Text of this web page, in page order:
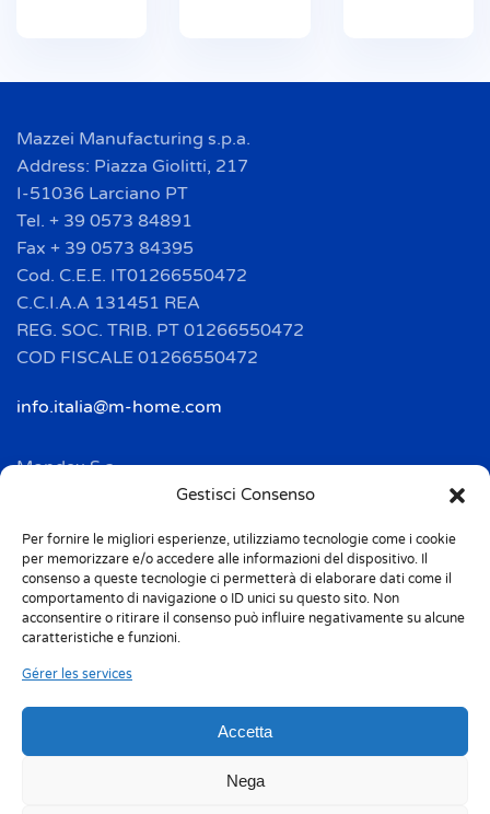
Gestisci Consenso
Per fornire le migliori esperienze, utilizziamo tecnologie come i cookie
per memorizzare e/o accedere alle informazioni del dispositivo. Il
consenso a queste tecnologie ci permetterà di elaborare dati come il
comportamento di navigazione o ID unici su questo sito. Non
acconsentire o ritirare il consenso può influire negativamente su alcune
caratteristiche e funzioni.
Gérer les services
Accetta
Nega
Mazzei Manufacturing s.p.a.
Address: Piazza Giolitti, 217
I-51036 Larciano PT
Tel. + 39 0573 84891
Fax + 39 0573 84395
Cod. C.E.E. IT01266550472
C.C.I.A.A 131451 REA
REG. SOC. TRIB. PT 01266550472
COD FISCALE 01266550472
info.italia@m-home.com
Mondex S.a.
Address: 2 Rue Ampère - BP 120
Tél. + 33(0)3 88 69 20 40
Fax + 33(0)3 88 69 20 41
info.france@m-home.com
Mondex Menaje España S.a.
Address: Ctra de Girona, km. 101.5
E-17160 Angles (Girona)